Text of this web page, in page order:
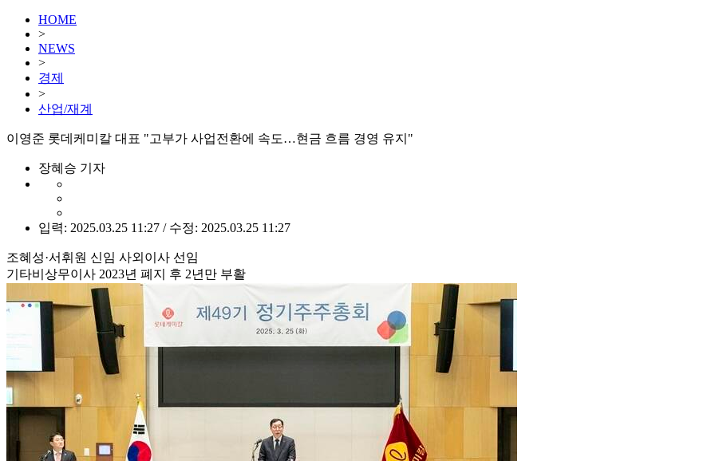
HOME
>
NEWS
>
경제
>
산업/재계
이영준 롯데케미칼 대표 "고부가 사업전환에 속도…현금 흐름 경영 유지"
장혜승 기자
입력: 2025.03.25 11:27 / 수정: 2025.03.25 11:27
조혜성·서휘원 신임 사외이사 선임
기타비상무이사 2023년 폐지 후 2년만 부활